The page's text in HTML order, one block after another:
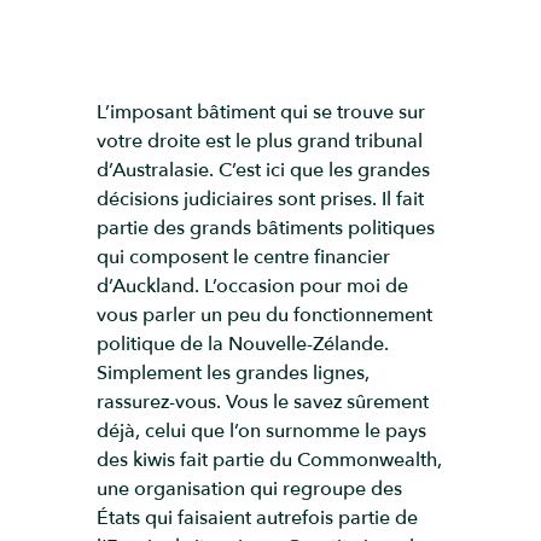
L’imposant bâtiment qui se trouve sur
votre droite est le plus grand tribunal
d’Australasie. C’est ici que les grandes
décisions judiciaires sont prises. Il fait
partie des grands bâtiments politiques
qui composent le centre financier
d’Auckland. L’occasion pour moi de
vous parler un peu du fonctionnement
politique de la Nouvelle-Zélande.
Simplement les grandes lignes,
rassurez-vous. Vous le savez sûrement
déjà, celui que l’on surnomme le pays
des kiwis fait partie du Commonwealth,
une organisation qui regroupe des
États qui faisaient autrefois partie de